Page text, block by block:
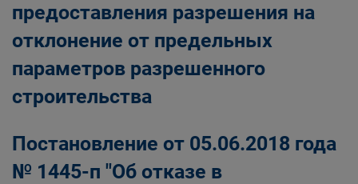
предоставления разрешения на
отклонение от предельных
параметров разрешенного
строительства
Постановление от 05.06.2018 года
№ 1445-п "Об отказе в